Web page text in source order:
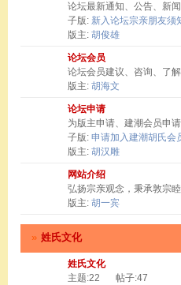
论坛最新通知、公告、新闻
子版: 新入论坛宗亲朋友须
版主: 胡俊雄
论坛会员
论坛会员建议、咨询、了解
版主: 胡海文
论坛申请
为版主申请、建潮会员申
子版: 申请加入建潮胡氏会
版主: 胡汉雕
网站介绍
弘扬宗亲观念，秉承敦宗
版主: 胡一宾
» 姓氏文化
姓氏文化
主题:22
帖子:47